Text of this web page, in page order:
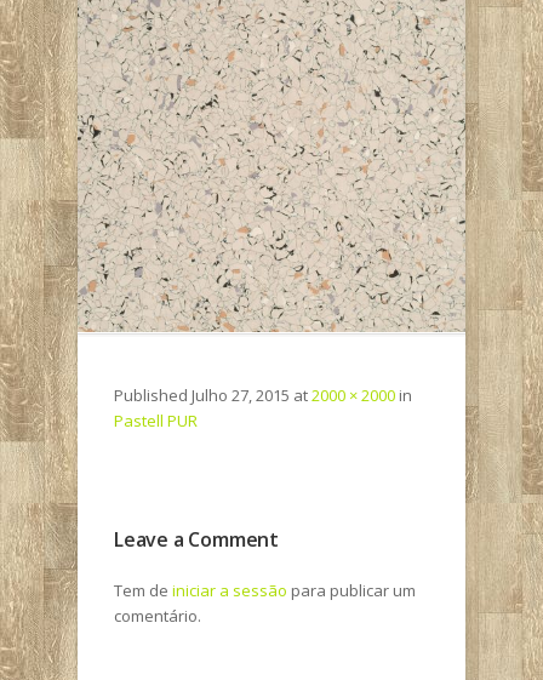
Published Julho 27, 2015 at2000 × 2000 in
Pastell PUR
Leave a Comment
Tem de iniciar a sessão para publicar um
comentário.